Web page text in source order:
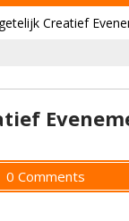
Creatief
0 Comments